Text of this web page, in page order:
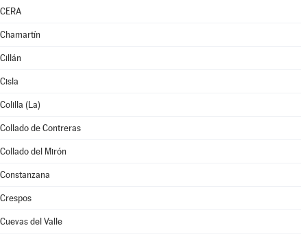
CERA
Chamartín
Cillán
Cisla
Colilla (La)
Collado de Contreras
Collado del Mirón
Constanzana
Crespos
Cuevas del Valle